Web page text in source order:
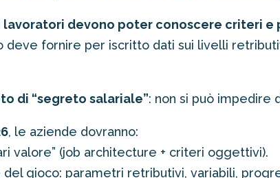
lavoratori devono poter conoscere criteri e
deve fornire per iscritto dati sui livelli
di “segreto salariale”: non si può impedire
, le aziende dovranno:
valore” (job architecture + criteri oggettivi).
gioco: parametri retributivi, variabili,